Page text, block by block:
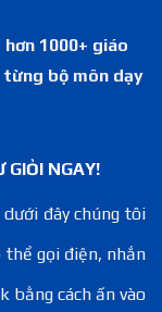
hơn 1000+ giáo
từng bộ môn dạy
GIỎI NGAY!
đây chúng tôi
thể gọi điện, nhắn
bằng cách ấn vào